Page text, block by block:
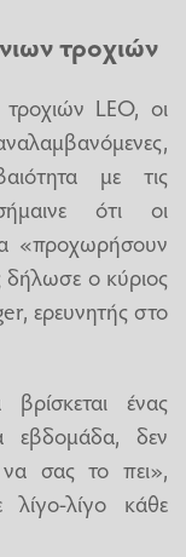
τροχιών
LEO, οι
με τις
ότι οι
«προχωρήσουν
ο κύριος
ερευνητής στο
ένας
εβδομάδα, δεν
σας το πει»,
λίγο κάθε